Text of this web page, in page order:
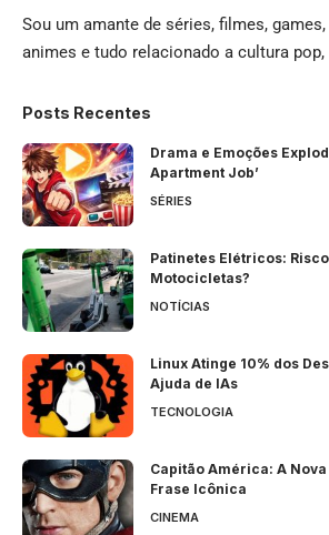
Sou um amante de séries, filmes,
animes e tudo relacionado a cultura pop,
Posts Recentes
Drama e Emoções
Apartment Job’
SÉRIES
Patinetes Elétricos:
Motocicletas?
NOTÍCIAS
Linux Atinge 10% dos
Ajuda de IAs
TECNOLOGIA
Capitão América: A
Frase Icônica
CINEMA